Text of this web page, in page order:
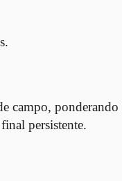
campo,
persistente.